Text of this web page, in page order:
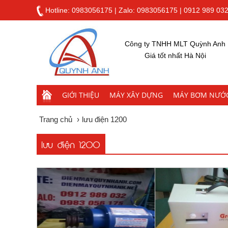
Hotline: 0983056175 | Zalo: 0983056175 | 0912 989 032
Công ty TNHH MLT Quỳnh Anh
Giá tốt nhất Hà Nội
GIỚI THIỆU MÁY XÂY DỰNG MÁY BƠM
Trang chủ › lưu điện 1200
lưu điện 1200